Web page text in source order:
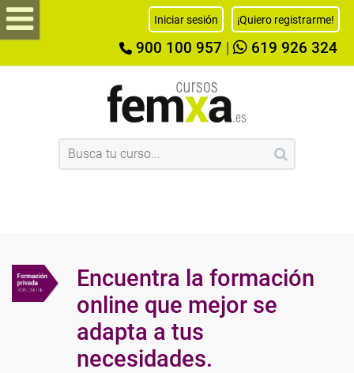
Iniciar sesión ¡Quiero registrarme!
900 100 957 619 926 324
Encuentra la formación
online que mejor se
adapta a tus
necesidades.